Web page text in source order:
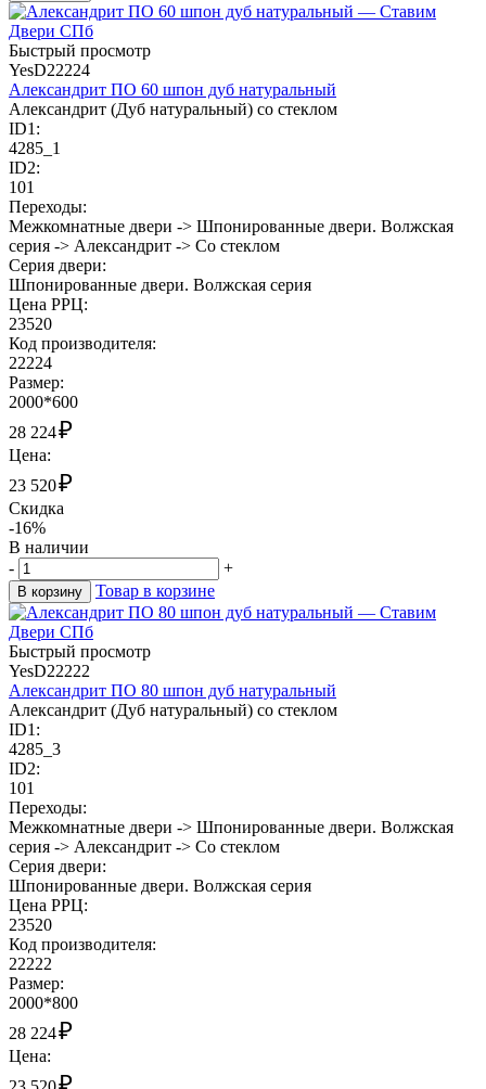
Быстрый просмотр
YesD22224
Александрит ПО 60 шпон дуб натуральный
Александрит (Дуб натуральный) со стеклом
ID1:
4285_1
ID2:
101
Переходы:
Межкомнатные двери -> Шпонированные двери. Волжская
серия -> Александрит -> Со стеклом
Cерия двери:
Шпонированные двери. Волжская серия
Цена РРЦ:
23520
Код производителя:
22224
Размер:
2000*600
28 224₽
Цена:
23 520₽
Скидка
-16%
В наличии
-
+
В корзину Товар в корзине
Быстрый просмотр
YesD22222
Александрит ПО 80 шпон дуб натуральный
Александрит (Дуб натуральный) со стеклом
ID1:
4285_3
ID2:
101
Переходы:
Межкомнатные двери -> Шпонированные двери. Волжская
серия -> Александрит -> Со стеклом
Cерия двери:
Шпонированные двери. Волжская серия
Цена РРЦ:
23520
Код производителя:
22222
Размер:
2000*800
28 224₽
Цена:
₽